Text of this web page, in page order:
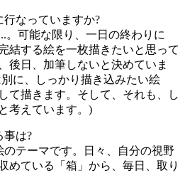
なっていますか?
。可能な限り、一日の終わりに
結する絵を一枚描きたいと思って
後日、加筆しないと決めていま
に、しっかり描き込みたい絵
て描きます。そして、それも、し
考えています。)
事は?
のテーマです。日々、自分の視野
めている「箱」から、毎日、取り